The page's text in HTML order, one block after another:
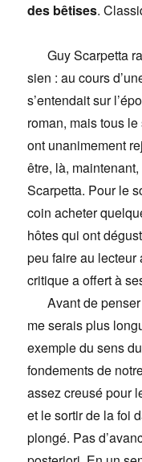
des bêtises.
Guy Scarpetta
sien : au cours
s’entendait sur
roman, mais tous
ont unanimement
être, là,
Scarpetta. Pour le
coin acheter
hôtes qui ont
peu faire au
critique a offert à
Avant de
me serais plus
exemple du sens
fondements de
assez creusé pour
et le sortir de la foi
plongé. Pas